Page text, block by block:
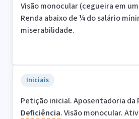
Visão monocular (cegueira em
Renda abaixo de ¼ do salário
miserabilidade.
Iniciais
Petição inicial. Aposentadoria da
Deficiência. Visão monocular.